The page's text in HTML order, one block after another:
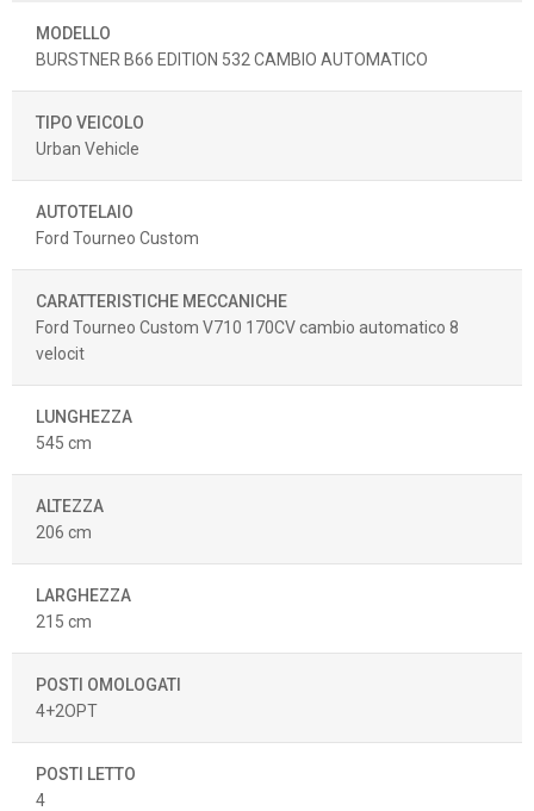
MODELLO
BURSTNER B66 EDITION 532 CAMBIO AUTOMATICO
TIPO VEICOLO
Urban Vehicle
AUTOTELAIO
Ford Tourneo Custom
CARATTERISTICHE MECCANICHE
Ford Tourneo Custom V710 170CV cambio automatico 8
velocit
LUNGHEZZA
545 cm
ALTEZZA
206 cm
LARGHEZZA
215 cm
POSTI OMOLOGATI
4+2OPT
POSTI LETTO
4